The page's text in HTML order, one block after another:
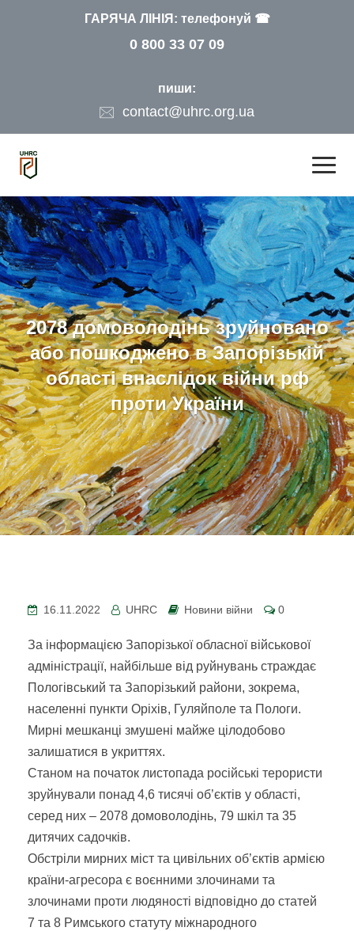
ГАРЯЧА ЛІНІЯ: телефонуй ☎
0 800 33 07 09
пиши:
contact@uhrc.org.ua
2078 домоволодінь зруйновано
або пошкоджено в Запорізькій
області внаслідок війни рф
проти України
16.11.2022 UHRC Новини війни 0
За інформацією Запорізької обласної військової
адміністрації, найбільше від руйнувань страждає
Пологівський та Запорізький райони, зокрема,
населенні пункти Оріхів, Гуляйполе та Пологи.
Мирні мешканці змушені майже цілодобово
залишатися в укриттях.
Станом на початок листопада російські терористи
зруйнували понад 4,6 тисячі об’єктів у області,
серед них – 2078 домоволодінь, 79 шкіл та 35
дитячих садочків.
Обстріли мирних міст та цивільних об’єктів армією
країни-агресора є воєнними злочинами та
злочинами проти людяності відповідно до статей
7 та 8 Римського статуту міжнародного